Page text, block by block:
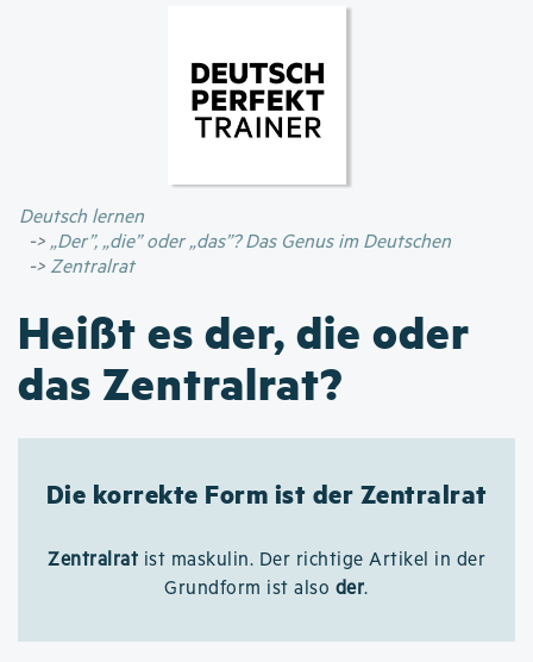
Inhalt
Deutsch lernen
„Der”, „die” oder „das”? Das Genus im Deutschen
Zentralrat
Heißt es der, die oder
das Zentralrat?
Die korrekte Form ist der Zentralrat
Zentralrat ist maskulin. Der richtige Artikel in der
Grundform ist also der.